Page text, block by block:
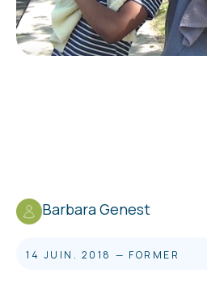
Barbara Genest
14 JUIN. 2018 — FORMER